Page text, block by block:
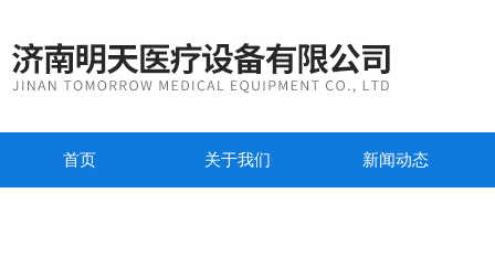
首页 关于我们 新闻动态